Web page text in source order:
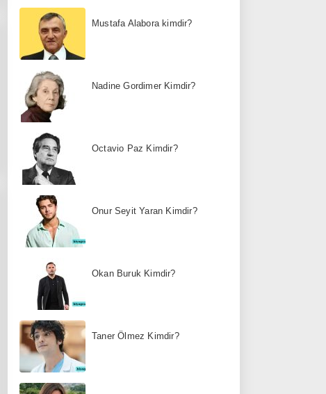
Mustafa Alabora kimdir?
Nadine Gordimer Kimdir?
Octavio Paz Kimdir?
Onur Seyit Yaran Kimdir?
Okan Buruk Kimdir?
Taner Ölmez Kimdir?